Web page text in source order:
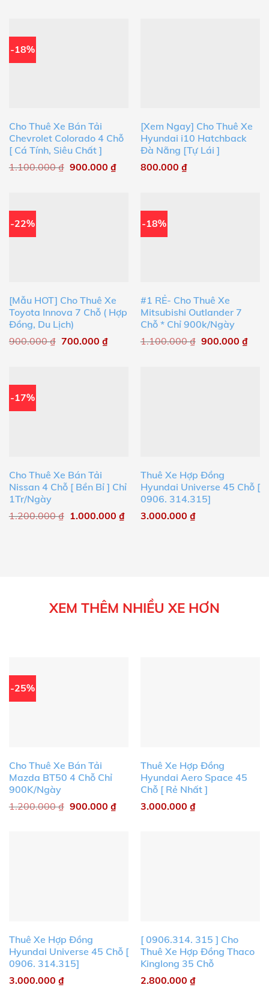
-18%
Cho Thuê Xe Bán Tải
Chevrolet Colorado 4 Chỗ
[ Cá Tính, Siêu Chất ]
1.100.000₫ 900.000 ₫
[Xem Ngay] Cho Thuê Xe
Hyundai i10 Hatchback
Đà Nẵng [Tự Lái ]
800.000 ₫
-22%
[Mẫu HOT] Cho Thuê Xe
Toyota Innova 7 Chỗ ( Hợp
Đồng, Du Lịch)
900.000₫ 700.000 ₫
-18%
#1 RẺ- Cho Thuê Xe
Mitsubishi Outlander 7
Chỗ * Chỉ 900k/Ngày
1.100.000₫ 900.000 ₫
-17%
Cho Thuê Xe Bán Tải
Nissan 4 Chỗ [ Bền Bỉ ] Chỉ
1Tr/Ngày
1.200.000₫ 1.000.000 ₫
Thuê Xe Hợp Đồng
Hyundai Universe 45 Chỗ [
0906. 314.315]
3.000.000 ₫
XEM THÊM NHIỀU XE HƠN
-25%
Cho Thuê Xe Bán Tải
Mazda BT50 4 Chỗ Chỉ
900K/Ngày
1.200.000₫ 900.000 ₫
Thuê Xe Hợp Đồng
Hyundai Aero Space 45
Chỗ [ Rẻ Nhất ]
3.000.000 ₫
Thuê Xe Hợp Đồng
Hyundai Universe 45 Chỗ [
0906. 314.315]
3.000.000 ₫
[ 0906.314. 315 ] Cho
Thuê Xe Hợp Đồng Thaco
Kinglong 35 Chỗ
2.800.000 ₫